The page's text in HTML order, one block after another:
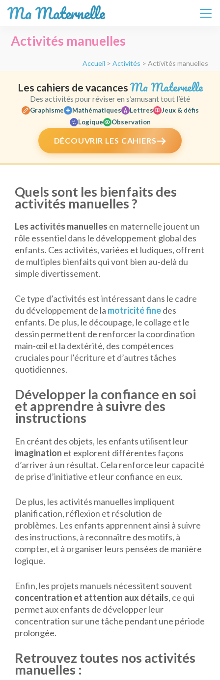
Ma Maternelle
Activités manuelles
Accueil > Activités > Activités manuelles
Les cahiers de vacances Ma Maternelle
Des activités pour réviser en s’amusant tout l’été
Graphisme Mathématiques Lettres
Jeux & défis
Logique
Observation
DÉCOUVRIR LES CAHIERS
Quels sont les bienfaits des
activités manuelles ?
Les activités manuelles en maternelle jouent un
rôle essentiel dans le développement global des
enfants. Ces activités, variées et ludiques, offrent
de multiples bienfaits qui vont bien au-delà du
simple divertissement.
Ce type d’activités est intéressant dans le cadre
du développement de la motricité finedes
enfants. De plus, le découpage, le collage et le
dessin permettent de renforcer la coordination
main-œil et la dextérité, des compétences
cruciales pour l’écriture et d’autres tâches
quotidiennes.
Développer la confiance en soi
et apprendre à suivre des
instructions
En créant des objets, les enfants utilisent leur
imagination et explorent différentes façons
d’arriver à un résultat. Cela renforce leur capacité
de prise d’initiative et leur confiance en eux.
De plus, les activités manuelles impliquent
planification, réflexion et résolution de
problèmes. Les enfants apprennent ainsi à suivre
des instructions, à reconnaître des motifs, à
compter, et à organiser leurs pensées de manière
logique.
Enfin, les projets manuels nécessitent souvent
concentration et attention aux détails, ce qui
permet aux enfants de développer leur
concentration sur une tâche pendant une période
prolongée.
Retrouvez toutes nos activités
manuelles :